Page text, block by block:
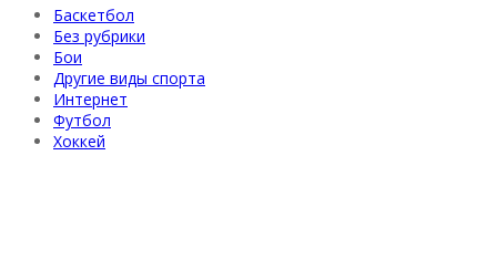
Баскетбол
Без рубрики
Бои
Другие виды спорта
Интернет
Футбол
Хоккей